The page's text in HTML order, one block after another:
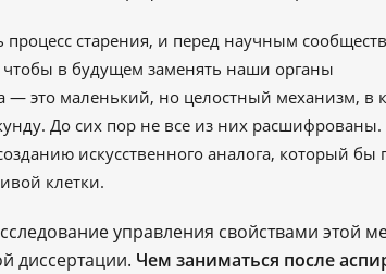
старения, и перед научным
чтобы в будущем заменять наши органы
— это маленький, но целостный механизм, в
До сих пор не все из них расшифрованы.
искусственного аналога, который бы
клетки.
управления свойствами этой
диссертации. Чем заниматься после